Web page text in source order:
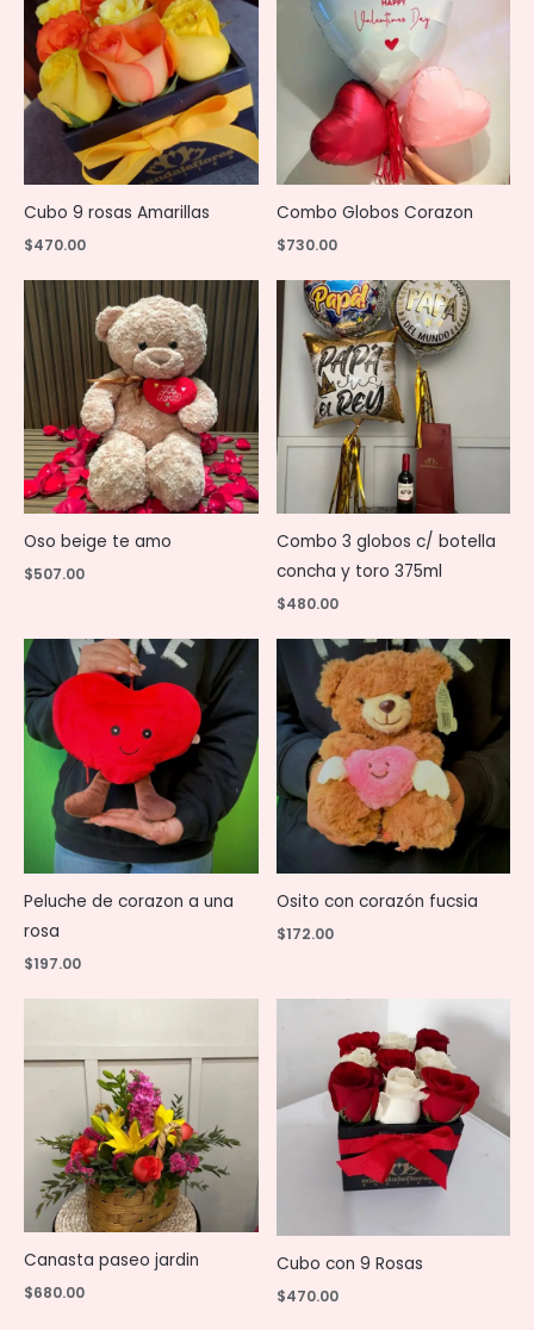
Cubo 9 rosas Amarillas
$470.00
Combo Globos Corazon
$730.00
Oso beige te amo
$507.00
Combo 3 globos c/ botella
concha y toro 375ml
$480.00
Peluche de corazon a una
rosa
$197.00
Osito con corazón fucsia
$172.00
Canasta paseo jardin
$680.00
Cubo con 9 Rosas
$470.00